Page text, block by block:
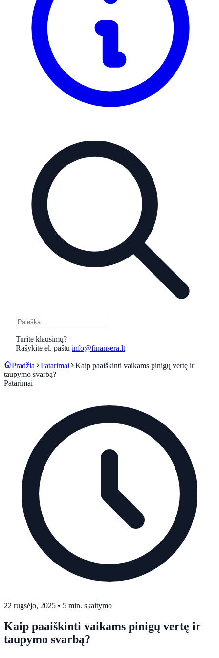
Turite klausimų?
Rašykite el. paštu info@finansera.lt
Pradžia Patarimai
Kaip paaiškinti vaikams pinigų vertę ir
taupymo svarbą?
Patarimai
22 rugsėjo, 2025 • 5 min. skaitymo
Kaip paaiškinti vaikams pinigų vertę ir
taupymo svarbą?